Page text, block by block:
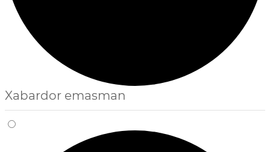
Xabardor emasman